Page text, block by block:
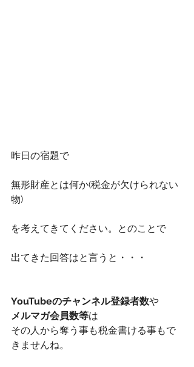
昨日の宿題で
無形財産とは何か(税金が欠けられない
物)
を考えてきてください。とのことで
出てきた回答はと言うと・・・
YouTubeのチャンネル登録者数や
メルマガ会員数等は
その人から奪う事も税金書ける事もで
きませんね。